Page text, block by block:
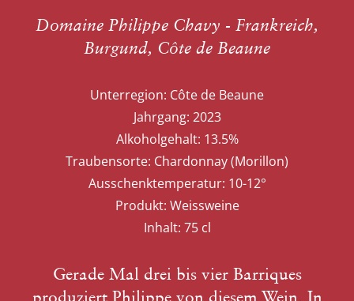
Domaine Philippe Chavy - Frankreich,
Burgund, Côte de Beaune
Unterregion: Côte de Beaune
Jahrgang: 2023
Alkoholgehalt: 13.5%
Traubensorte: Chardonnay (Morillon)
Ausschenktemperatur: 10-12°
Produkt: Weissweine
Inhalt: 75 cl
Gerade Mal drei bis vier Barriques
produziert Philippe von diesem Wein. In